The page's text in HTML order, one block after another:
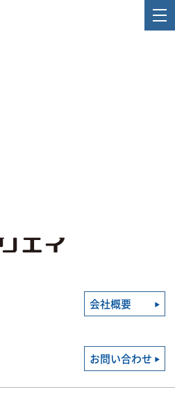
会社概要
お問い合わせ